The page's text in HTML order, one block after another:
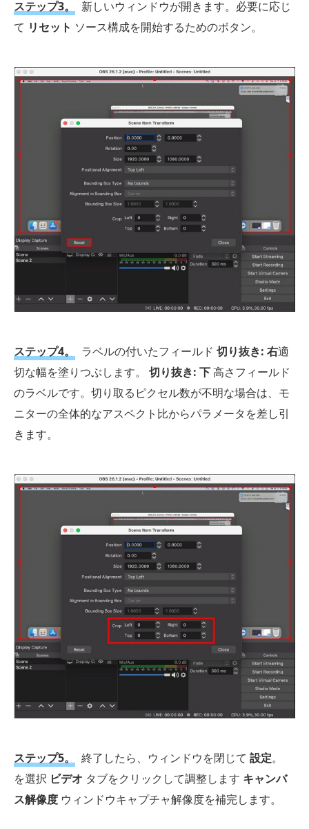
ステップ3。
新しいウィンドウが開きます。必要に応じ
て リセット ソース構成を開始するためのボタン。
ステップ4。 ラベルの付いたフィールド 切り抜き: 右適
切な幅を塗りつぶします。 切り抜き: 下高さフィールド
のラベルです。切り取るピクセル数が不明な場合は、モ
ニターの全体的なアスペクト比からパラメータを差し引
きます。
ステップ5。 終了したら、ウィンドウを閉じて 設定。
を選択 ビデオ タブをクリックして調整します キャンバ
ス解像度 ウィンドウキャプチャ解像度を補完します。